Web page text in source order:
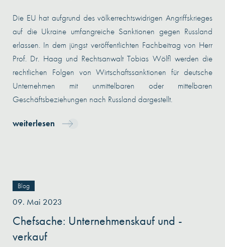
Die EU hat aufgrund des völkerrechtswidrigen Angriffskrieges
auf die Ukraine umfangreiche Sanktionen gegen Russland
erlassen. In dem jüngst veröffentlichten Fachbeitrag von Herr
Prof. Dr. Haag und Rechtsanwalt Tobias Wölfl werden die
rechtlichen Folgen von Wirtschaftssanktionen für deutsche
Unternehmen mit unmittelbaren oder mittelbaren
Geschäftsbeziehungen nach Russland dargestellt.
weiterlesen
Blog
09. Mai 2023
Chefsache: Unternehmenskauf und -
verkauf